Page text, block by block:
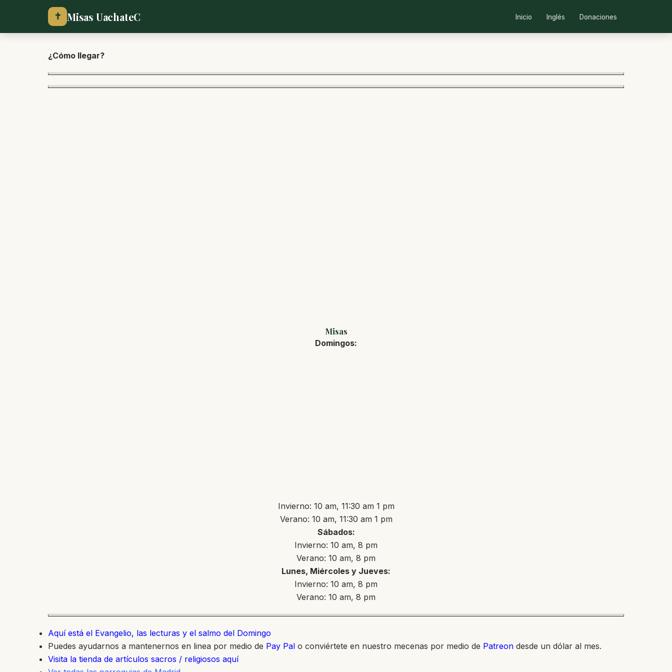
✝ Misas UachateC Inicio Inglés Donaciones
¿Cómo llegar?
Misas
Domingos:
Invierno: 10 am, 11:30 am 1 pm
Verano: 10 am, 11:30 am 1 pm
Sábados:
Invierno: 10 am, 8 pm
Verano: 10 am, 8 pm
Lunes, Miércoles y Jueves:
Invierno: 10 am, 8 pm
Verano: 10 am, 8 pm
Aquí está el Evangelio, las lecturas y el salmo del Domingo
Puedes ayudarnos a mantenernos en linea por medio de Pay Pal o conviértete en nuestro mecenas por medio de Patreon desde un dólar al mes.
Visita la tienda de artículos sacros / religiosos aquí